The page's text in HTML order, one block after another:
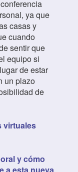
ya que
casas y
cuando
sentir que
equipo si
de estar
un plazo
de
virtuales
y cómo
a esta nueva